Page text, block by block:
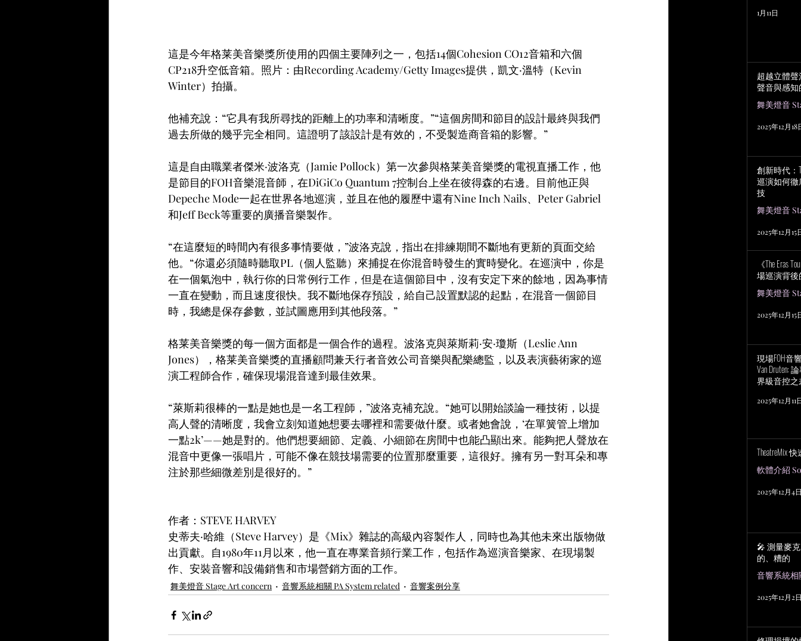
這是今年格莱美音樂獎所使用的四個主要陣列之一，包括14個Cohesion CO12音箱和六個
CP218升空低音箱。照片：由Recording Academy/Getty Images提供，凱文·溫特（Kevin
Winter）拍攝。
他補充說：“它具有我所尋找的距離上的功率和清晰度。”“這個房間和節目的設計最終與我們
過去所做的幾乎完全相同。這證明了該設計是有效的，不受製造商音箱的影響。”
這是自由職業者傑米·波洛克（Jamie Pollock）第一次參與格莱美音樂獎的電視直播工作，他
是節目的FOH音樂混音師，在DiGiCo Quantum 7控制台上坐在彼得森的右邊。目前他正與
Depeche Mode一起在世界各地巡演，並且在他的履歷中還有Nine Inch Nails、Peter Gabriel
和Jeff Beck等重要的廣播音樂製作。
“在這麼短的時間內有很多事情要做，”波洛克說，指出在排練期間不斷地有更新的頁面交給
他。“你還必須隨時聽取PL（個人監聽）來捕捉在你混音時發生的實時變化。在巡演中，你是
在一個氣泡中，執行你的日常例行工作，但是在這個節目中，沒有安定下來的餘地，因為事情
一直在變動，而且速度很快。我不斷地保存預設，給自己設置默認的起點，在混音一個節目
時，我總是保存參數，並試圖應用到其他段落。”
格莱美音樂獎的每一個方面都是一個合作的過程。波洛克與萊斯莉·安·瓊斯（Leslie Ann
Jones），格莱美音樂獎的直播顧問兼天行者音效公司音樂與配樂總監，以及表演藝術家的巡
演工程師合作，確保現場混音達到最佳效果。
“萊斯莉很棒的一點是她也是一名工程師，”波洛克補充說。“她可以開始談論一種技術，以提
高人聲的清晰度，我會立刻知道她想要去哪裡和需要做什麼。或者她會說，‘在單簧管上增加
一點2k’——她是對的。他們想要細節、定義、小細節在房間中也能凸顯出來。能夠把人聲放在
混音中更像一張唱片，可能不像在競技場需要的位置那麼重要，這很好。擁有另一對耳朵和專
注於那些細微差別是很好的。”
作者：STEVE HARVEY
史蒂夫·哈維（Steve Harvey）是《Mix》雜誌的高級內容製作人，同時也為其他未來出版物做
出貢獻。自1980年11月以來，他一直在專業音頻行業工作，包括作為巡演音樂家、在現場製
作、安裝音響和設備銷售和市場營銷方面的工作。
舞美燈音 Stage Art concern 音響系統相關 PA System related 音響案例分享
1月11日
超越立體
聲音與感
舞美燈音
2025年12月18
創新時代：
巡演如何
技
舞美燈音
2025年12月15
《The Eras
場巡演背
舞美燈音
2025年12月15
現場FOH音
Van Druten:
界級音控之
2025年12月11
TheatreMix
軟體介紹
2025年12月4
🎤 測量麥
的、糟的
2025年12月2